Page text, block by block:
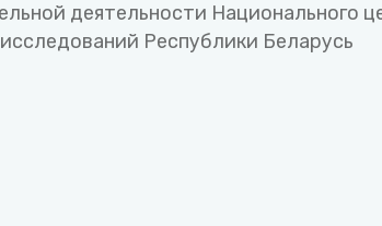
деятельности Национального
Республики Беларусь